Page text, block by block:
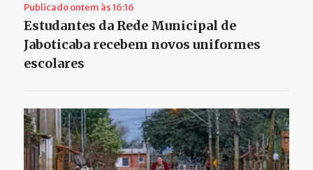
Publicado ontem às 16:16
Estudantes da Rede Municipal de
Jaboticaba recebem novos uniformes
escolares